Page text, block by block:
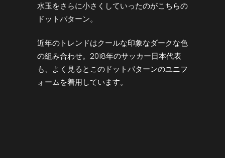
水玉をさらに小さくしていったのがこちらの
ドットパターン。
近年のトレンドはクールな印象なダークな色
の組み合わせ。2018年のサッカー日本代表
も、よく見るとこのドットパターンのユニフ
ォームを着用しています。